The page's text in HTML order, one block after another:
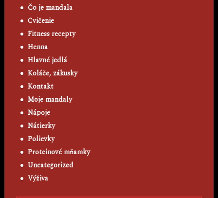
Čo je mandala
Cvičenie
Fitness recepty
Henna
Hlavné jedlá
Koláče, zákusky
Kontakt
Moje mandaly
Nápoje
Nátierky
Polievky
Proteinové mňamky
Uncategorized
Výživa